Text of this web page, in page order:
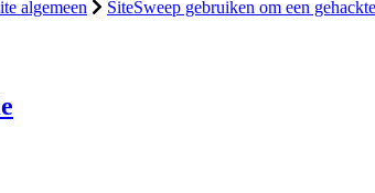
algemeen SiteSweep gebruiken om een